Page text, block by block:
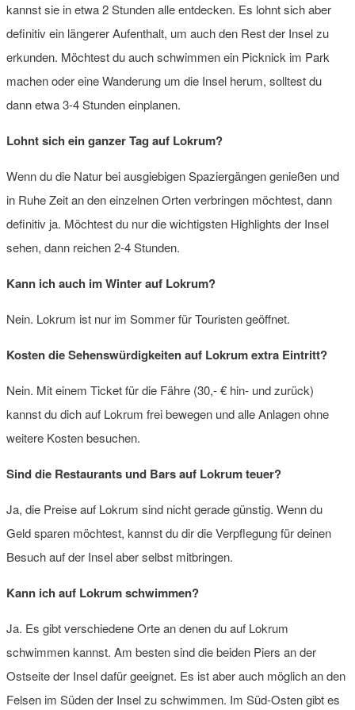
kannst sie in etwa 2 Stunden alle entdecken. Es lohnt sich aber
definitiv ein längerer Aufenthalt, um auch den Rest der Insel zu
erkunden. Möchtest du auch schwimmen ein Picknick im Park
machen oder eine Wanderung um die Insel herum, solltest du
dann etwa 3-4 Stunden einplanen.
Lohnt sich ein ganzer Tag auf Lokrum?
Wenn du die Natur bei ausgiebigen Spaziergängen genießen und
in Ruhe Zeit an den einzelnen Orten verbringen möchtest, dann
definitiv ja. Möchtest du nur die wichtigsten Highlights der Insel
sehen, dann reichen 2-4 Stunden.
Kann ich auch im Winter auf Lokrum?
Nein. Lokrum ist nur im Sommer für Touristen geöffnet.
Kosten die Sehenswürdigkeiten auf Lokrum extra Eintritt?
Nein. Mit einem Ticket für die Fähre (30,- € hin- und zurück)
kannst du dich auf Lokrum frei bewegen und alle Anlagen ohne
weitere Kosten besuchen.
Sind die Restaurants und Bars auf Lokrum teuer?
Ja, die Preise auf Lokrum sind nicht gerade günstig. Wenn du
Geld sparen möchtest, kannst du dir die Verpflegung für deinen
Besuch auf der Insel aber selbst mitbringen.
Kann ich auf Lokrum schwimmen?
Ja. Es gibt verschiedene Orte an denen du auf Lokrum
schwimmen kannst. Am besten sind die beiden Piers an der
Ostseite der Insel dafür geeignet. Es ist aber auch möglich an den
Felsen im Süden der Insel zu schwimmen. Im Süd-Osten gibt es